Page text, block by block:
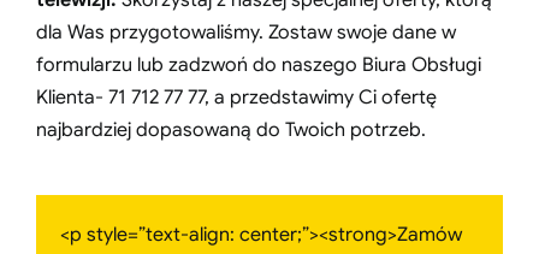
dla Was przygotowaliśmy. Zostaw swoje dane w
formularzu lub zadzwoń do naszego Biura Obsługi
Klienta- 71 712 77 77, a przedstawimy Ci ofertę
najbardziej dopasowaną do Twoich potrzeb.
<p style=”text-align: center;”><strong>Zamów